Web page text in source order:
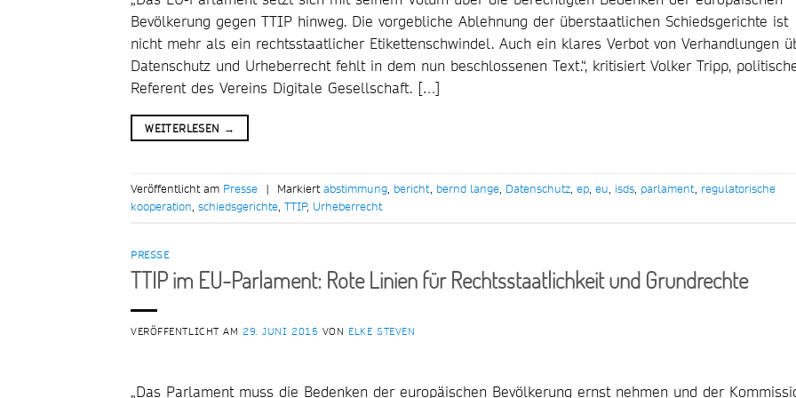
Bevölkerung gegen TTIP hinweg. Die vorgebliche Ablehnung der überstaatlichen Schiedsgerichte ist
nicht mehr als ein rechtsstaatlicher Etikettenschwindel. Auch ein klares Verbot von Verhandlungen
Datenschutz und Urheberrecht fehlt in dem nun beschlossenen Text.“, kritisiert Volker Tripp,
Referent des Vereins Digitale Gesellschaft. […]
WEITERLESEN →
Veröffentlicht am Presse | Markiertabstimmung, bericht, bernd lange, Datenschutz, ep, eu, isds, parlament, regulatorische
kooperation, schiedsgerichte, TTIP, Urheberrecht
PRESSE
TTIP im EU-Parlament: Rote Linien für Rechtsstaatlichkeit und Grundrechte
VERÖFFENTLICHT AM 29. JUNI 2015 VON ELKE STEVEN
„Das Parlament muss die Bedenken der europäischen Bevölkerung ernst nehmen und der